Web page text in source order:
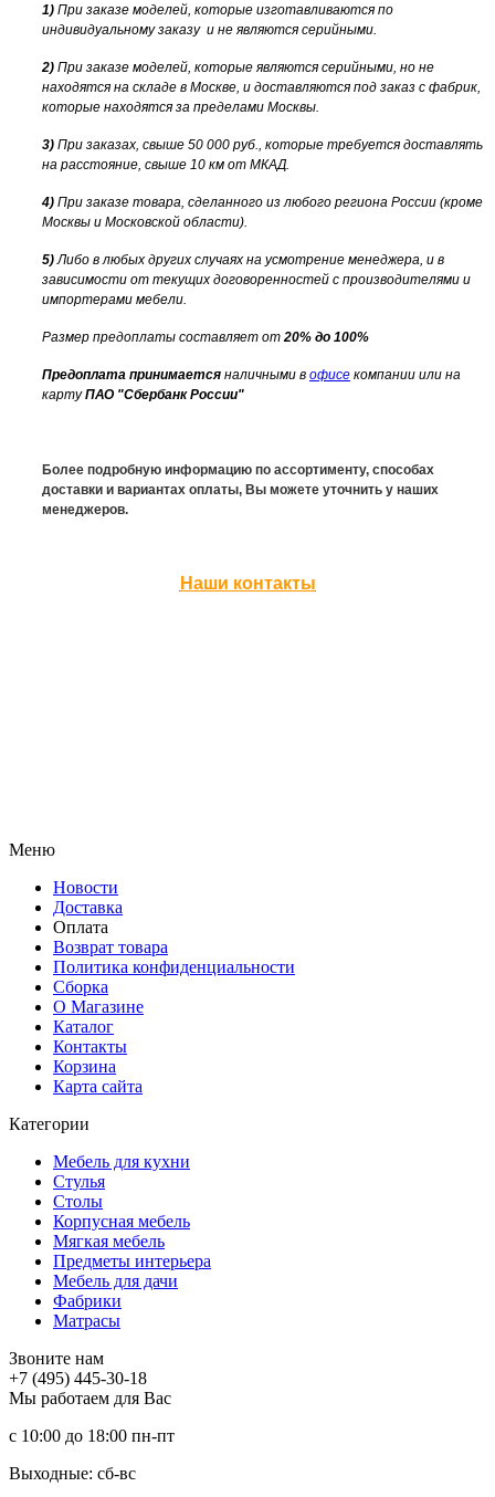
1) При заказе моделей, которые изготавливаются по
индивидуальному заказу и не являются серийными.
2) При заказе моделей, которые являются серийными, но не
находятся на складе в Москве, и доставляются под заказ с фабрик,
которые находятся за пределами Москвы.
3) При заказах, свыше 50 000 руб., которые требуется доставлять
на расстояние, свыше 10 км от МКАД.
4) При заказе товара, сделанного из любого региона России (кроме
Москвы и Московской области).
5)Либо в любых других случаях на усмотрение менеджера, и в
зависимости от текущих договоренностей с производителями и
импортерами мебели.
Размер предоплаты составляет от20% до 100%
Предоплата принимается наличными в офисе компании или на
картуПАО "Сбербанк России"
Более подробную информацию по ассортименту, способах
доставки и вариантах оплаты, Вы можете уточнить у наших
менеджеров.
Наши контакты
Меню
Новости
Доставка
Оплата
Возврат товара
Политика конфиденциальности
Сборка
О Магазине
Каталог
Контакты
Корзина
Карта сайта
Категории
Мебель для кухни
Стулья
Столы
Корпусная мебель
Мягкая мебель
Предметы интерьера
Мебель для дачи
Фабрики
Матраcы
Звоните нам
+7 (495) 445-30-18
Мы работаем для Вас
с 10:00 до 18:00 пн-пт
Выходные: сб-вc